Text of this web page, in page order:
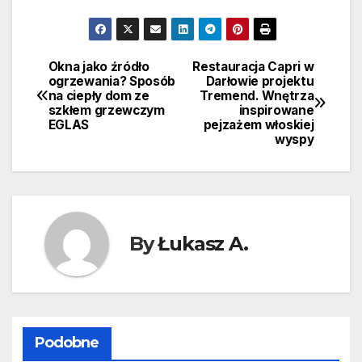
Nawigacja
wpisu
Restauracja Capri w
Darłowie projektu
Tremend. Wnętrza
inspirowane
pejzażem włoskiej
wyspy
Okna jako źródło
ogrzewania? Sposób
na ciepły dom ze
szkłem grzewczym
EGLAS
ByŁukasz A.
Podobne